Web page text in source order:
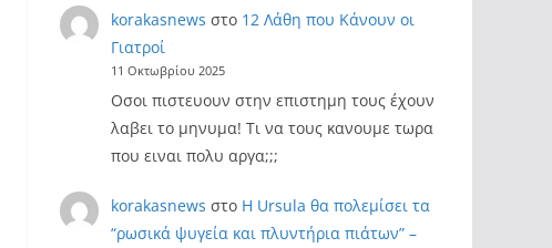
korakasnews στο 12 Λάθη που Κάνουν οι
Γιατροί
11 Οκτωβρίου 2025
Οσοι πιστευουν στην επιστημη τους έχουν
λαβει το μηνυμα! Τι να τους κανουμε τωρα
που ειναι πολυ αργα;;;
korakasnews στο Η Ursula θα πολεμίσει τα
“ρωσικά ψυγεία και πλυντήρια πιάτων” –